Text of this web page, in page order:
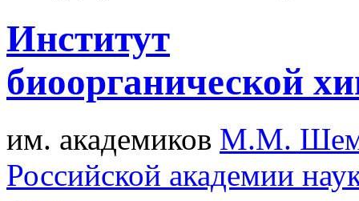
Институт
биоорганической
им. академиков М.М.
Российской академии